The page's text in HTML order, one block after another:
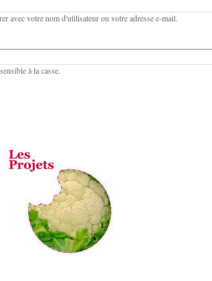
avec votre nom d'utilisateur ou votre adresse e-mail.
à la casse.